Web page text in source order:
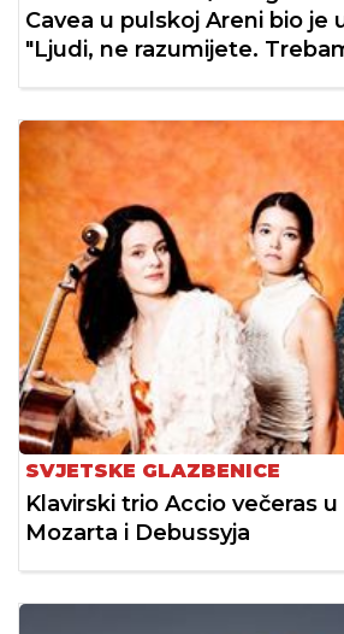
Cavea u pulskoj Areni bio je
"Ljudi, ne razumijete.
SVJETSKE GLAZBENICE
Klavirski trio Accio večeras
Mozarta i Debussyja